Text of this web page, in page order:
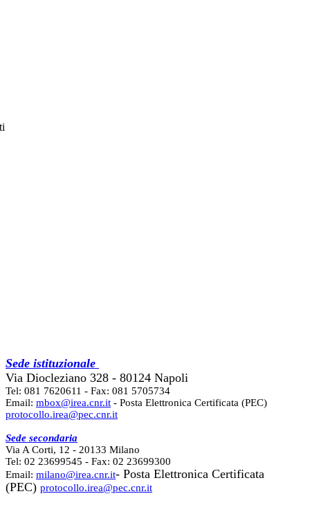
Sede istituzionale
Via Diocleziano 328 - 80124 Napoli
Tel: 081 7620611 - Fax: 081 5705734
Email: mbox@irea.cnr.it - Posta Elettronica Certificata (PEC)
protocollo.irea@pec.cnr.it
Sede secondaria
Via A Corti, 12 - 20133 Milano
Tel: 02 23699545 - Fax: 02 23699300
Email: milano@irea.cnr.it- Posta Elettronica Certificata
(PEC) protocollo.irea@pec.cnr.it